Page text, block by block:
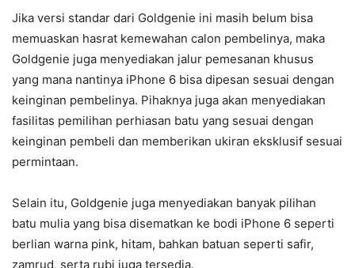
Jika versi standar dari Goldgenie ini masih belum bisa
memuaskan hasrat kemewahan calon pembelinya, maka
Goldgenie juga menyediakan jalur pemesanan khusus
yang mana nantinya iPhone 6 bisa dipesan sesuai dengan
keinginan pembelinya. Pihaknya juga akan menyediakan
fasilitas pemilihan perhiasan batu yang sesuai dengan
keinginan pembeli dan memberikan ukiran eksklusif sesuai
permintaan.
Selain itu, Goldgenie juga menyediakan banyak pilihan
batu mulia yang bisa disematkan ke bodi iPhone 6 seperti
berlian warna pink, hitam, bahkan batuan seperti safir,
zamrud, serta rubi juga tersedia.